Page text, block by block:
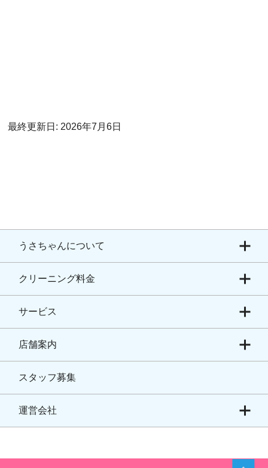
最終更新日: 2026年7月6日
うさちゃんについて
クリーニング料金
サービス
店舗案内
スタッフ募集
運営会社